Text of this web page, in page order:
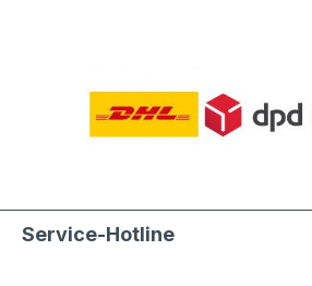
Service-Hotline